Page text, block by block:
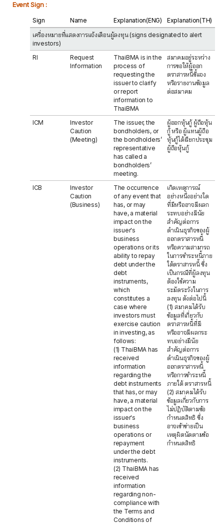
Event Sign :
Sign Name Explanation(ENG)
Explanation(TH)
เครื่องหมายที่แสดงการแจ้งเตือนผู้ลงทุน (signs designated to alert
investors)
RI
Request
Information
ThaiBMA is in the
process of
requesting the
issuer to clarify
or report
information to
ThaiBMA
สมาคมอยู่ระหว่าง
การขอให้ผู้ออก
ตราสารหนี้ชี้แจง
หรือรายงานข้อมูล
ต่อสมาคม
ICM
Investor
Caution
(Meeting)
The issuer, the
bondholders, or
the bondholders’
representative
has called a
bondholders’
meeting.
ผู้ออกหุ้นกู้ ผู้ถือหุ้น
กู้ หรือ ผู้แทนผู้ถือ
หุ้นกู้ได้เรียกประชุม
ผู้ถือหุ้นกู้
ICB
Investor
Caution
(Business)
The occurrence
of any event that
has, or may
have, a material
impact on the
issuer's
business
operations or its
ability to repay
debt under the
debt
instruments,
which
constitutes a
case where
investors must
exercise caution
in investing, as
follows:
(1) ThaiBMA has
received
information
regarding the
debt instruments
that has, or may
have, a material
impact on the
issuer's
business
operations or
repayment
under the debt
instruments.
(2) ThaiBMA has
received
information
regarding non-
compliance with
the Terms and
Conditions of
เกิดเหตุการณ์
อย่างหนึ่งอย่างใด
ที่มีหรืออาจมีผลก
ระทบอย่างมีนัย
สำคัญต่อการ
ดำเนินธุรกิจของผู้
ออกตราสารหนี้
หรือความสามารถ
ในการชำระหนี้ภาย
ใต้ตราสารหนี้ ซึ่ง
เป็นกรณีที่ผู้ลงทุน
ต้องใช้ความ
ระมัดระวังในการ
ลงทุน ดังต่อไปนี้
(1) สมาคมได้รับ
ข้อมูลที่เกี่ยวกับ
ตราสารหนี้ที่มี
หรืออาจมีผลกระ
ทบอย่างมีนัย
สำคัญต่อการ
ดำเนินธุรกิจของผู้
ออกตราสารหนี้
หรือการชำระหนี้
ภายใต้ ตราสารหนี้
(2) สมาคมได้รับ
ข้อมูลเกี่ยวกับการ
ไม่ปฏิบัติตามข้อ
กำหนดสิทธิ ซึ่ง
อาจเข้าข่ายเป็น
เหตุผิดนัดตามข้อ
กำหนดสิทธิ